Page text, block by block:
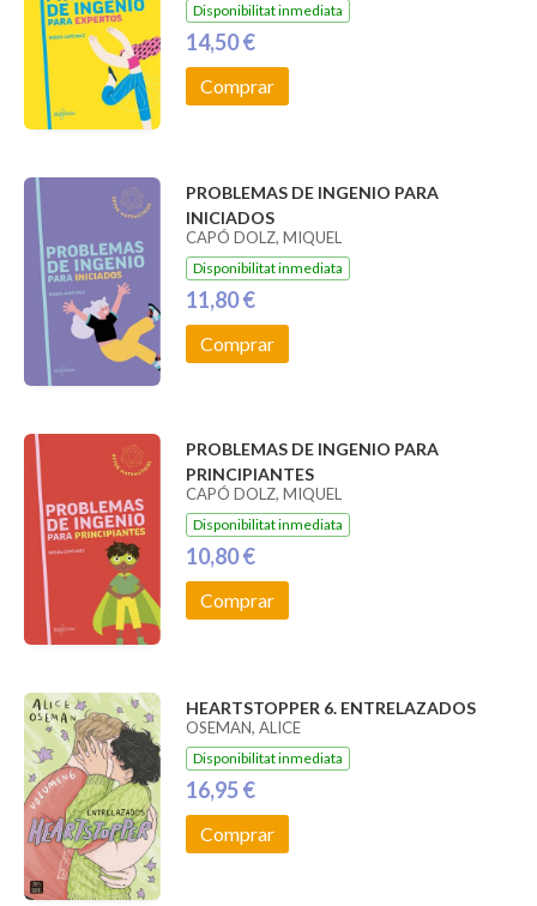
Disponibilitat inmediata
14,50 €
Comprar
PROBLEMAS DE INGENIO PARA
INICIADOS
CAPÓ DOLZ, MIQUEL
Disponibilitat inmediata
11,80 €
Comprar
PROBLEMAS DE INGENIO PARA
PRINCIPIANTES
CAPÓ DOLZ, MIQUEL
Disponibilitat inmediata
10,80 €
Comprar
HEARTSTOPPER 6. ENTRELAZADOS
OSEMAN, ALICE
Disponibilitat inmediata
16,95 €
Comprar